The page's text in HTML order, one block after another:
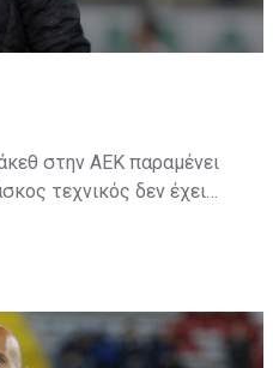
στην ΑΕΚ παραμένει
τεχνικός δεν έχει